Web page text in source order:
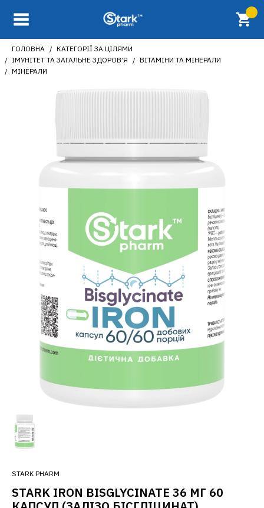
ГОЛОВНА
КАТЕГОРІЇ ЗА ЦІЛЯМИ
ІМУНІТЕТ ТА ЗАГАЛЬНЕ ЗДОРОВ’Я
ВІТАМІНИ ТА МІНЕРАЛИ
МІНЕРАЛИ
STARK PHARM
STARK IRON BISGLYCINATE 36 МГ 60